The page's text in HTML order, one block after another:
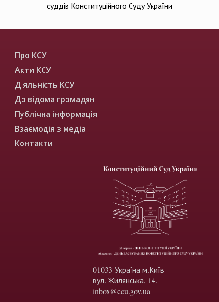
суддів Конституційного Суду України
Про КСУ
Акти КСУ
Діяльність КСУ
До відома громадян
Публічна інформація
Взаємодія з медіа
Контакти
01033 Україна м.Київ
вул. Жилянська, 14.
inbox@ccu.gov.ua